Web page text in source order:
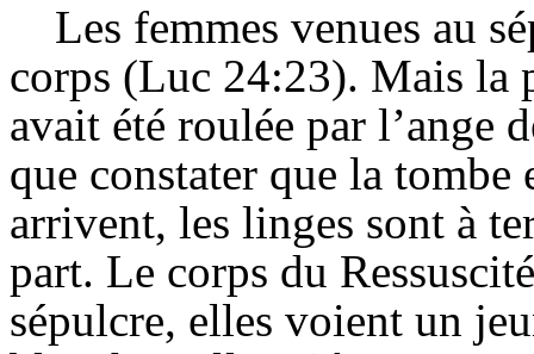
Les femmes venues au
corps (Luc 24:23). Mais la
avait été roulée par l’ange
que constater que la tombe
arrivent, les linges sont à
part. Le corps du
sépulcre, elles voient un